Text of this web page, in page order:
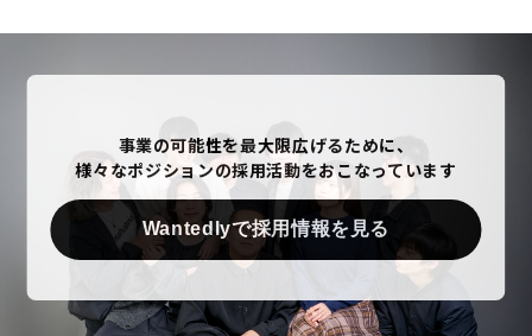
事業の可能性を最大限広げるために、
様々なポジションの採用活動をおこなっています
Wantedlyで採用情報を見る